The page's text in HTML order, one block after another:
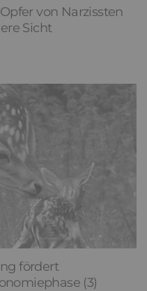
von Narzissten
Sicht
fördert
(3)